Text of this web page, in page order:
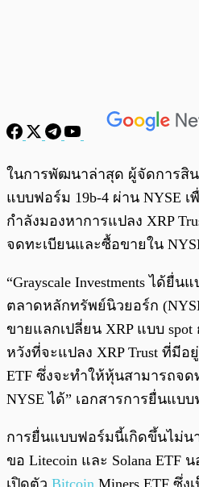
พร้อมเล่น
ในการพัฒนาล่าสุด ผู้จัดการสิน
แบบฟอร์ม 19b-4 ผ่าน NYSE เ
กำลังมองหาการแปลง XRP
จดทะเบียนและซื้อขายใน
“Grayscale Investments ได้ยื่
ตลาดหลักทรัพย์นิวยอร์ก
ขายแลกเปลี่ยน XRP แบบ
หวังที่จะแปลง XRP Trust ที่มีอ
ETF ซึ่งจะทำให้หุ้นสามารถจ
NYSE ได้” เอกสารการยื่นแบ
การยื่นแบบฟอร์มนี้เกิดขึ้นไม่
ขอ Litecoin และ Solana ETF